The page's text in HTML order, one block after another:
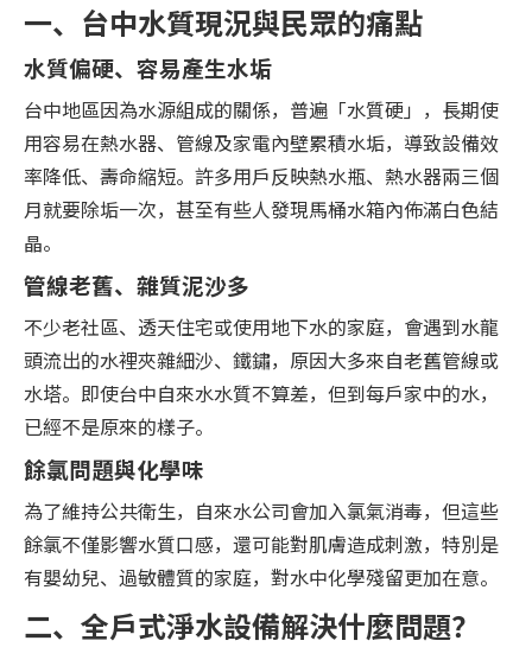
一、台中水質現況與民眾的痛點
水質偏硬、容易產生水垢
台中地區因為水源組成的關係，普遍「水質硬」，長期使
用容易在熱水器、管線及家電內壁累積水垢，導致設備效
率降低、壽命縮短。許多用戶反映熱水瓶、熱水器兩三個
月就要除垢一次，甚至有些人發現馬桶水箱內佈滿白色結
晶。
管線老舊、雜質泥沙多
不少老社區、透天住宅或使用地下水的家庭，會遇到水龍
頭流出的水裡夾雜細沙、鐵鏽，原因大多來自老舊管線或
水塔。即使台中自來水水質不算差，但到每戶家中的水，
已經不是原來的樣子。
餘氯問題與化學味
為了維持公共衛生，自來水公司會加入氯氣消毒，但這些
餘氯不僅影響水質口感，還可能對肌膚造成刺激，特別是
有嬰幼兒、過敏體質的家庭，對水中化學殘留更加在意。
二、全戶式淨水設備解決什麼問題？